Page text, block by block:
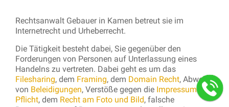
Rechtsanwalt Gebauer in Kamen betreut sie im
Internetrecht und Urheberrecht.
Die Tätigkeit besteht dabei, Sie gegenüber den
Forderungen von Personen auf Unterlassung eines
Handelns zu vertreten. Dabei geht es um das
Filesharing, dem Framing, dem Domain Recht, Abwehr
von Beleidigungen, Verstöße gegen die Impressum
Pflicht, dem Recht am Foto und Bild, falsche